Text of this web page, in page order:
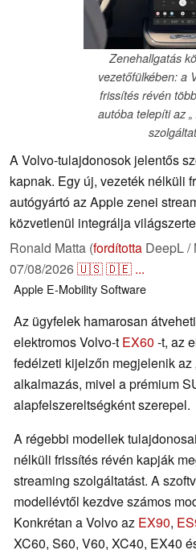
Zenehallgatás
vezetőfülkében: a
frissítés révén
autóba telepíti az
A Volvo-tulajdonosok jelentős
kapnak. Egy új, vezeték nélküli
autógyártó az Apple zenei
közvetlenül integrálja
Ronald Matta (fordította DeepL /
07/08/2026🇺🇸🇩🇪 ...
Apple E-MobilitySoftware
Az ügyfelek hamarosan
elektromos Volvo-t EX60 -t, az
fedélzeti kijelzőn megjelenik az
alkalmazás, mivel a prémium
alapfelszereltségként szerepel.
A régebbi modellek
nélküli frissítés révén kapják
streaming szolgáltatást. A
modellévtől kezdve számos
Konkrétan a Volvo az EX90,
XC60, S60, V60, XC40, EX40